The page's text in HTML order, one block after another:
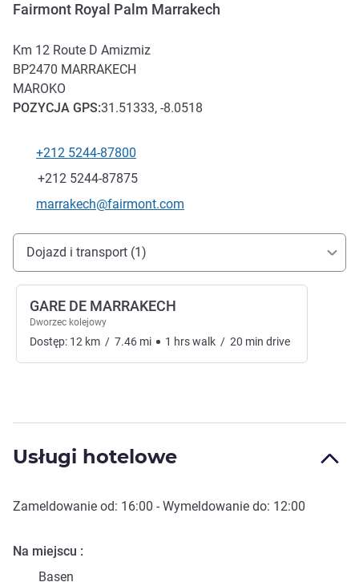
Fairmont Royal Palm Marrakech
Km 12 Route D Amizmiz
BP2470 MARRAKECH
MAROKO
POZYCJA GPS:31.51333, -8.0518
Telefon
+212 5244-87800
Faks
+212 5244-87875
Kontaktowy adres e-mail
marrakech@fairmont.com
Dojazd i transport
Dojazd i transport (1)
GARE DE MARRAKECH
Dworzec kolejowy
Dostęp: 12 km / 7.46 mi 1 hrswalk / 20 min drive
Usługi hotelowe
Zameldowanie od: 16:00 - Wymeldowanie do: 12:00
Na miejscu
Basen